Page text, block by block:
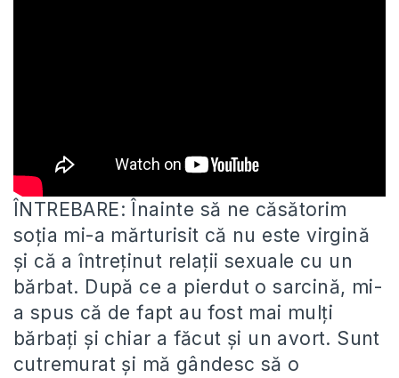
ÎNTREBARE: Înainte să ne căsătorim
soția mi-a mărturisit că nu este virgină
și că a întreținut relații sexuale cu un
bărbat. După ce a pierdut o sarcină, mi-
a spus că de fapt au fost mai mulți
bărbați și chiar a făcut și un avort. Sunt
cutremurat și mă gândesc să o